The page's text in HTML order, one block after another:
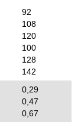
92
108
120
100
128
142
0,29
0,47
0,67